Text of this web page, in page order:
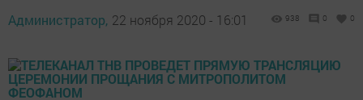
Администратор, 22 ноября 2020 - 16:01 938 0 0